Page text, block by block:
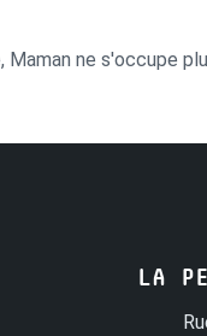
Maman ne s'occupe
LA